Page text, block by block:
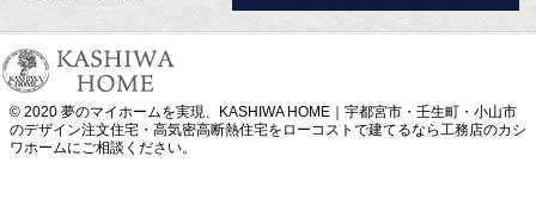
© 2020 夢のマイホームを実現、 KASHIWA HOME｜宇都宮市・壬生町・小山市
のデザイン注文住宅・高気密高断熱住宅をローコストで建てるなら工務店のカシ
ワホームにご相談ください。